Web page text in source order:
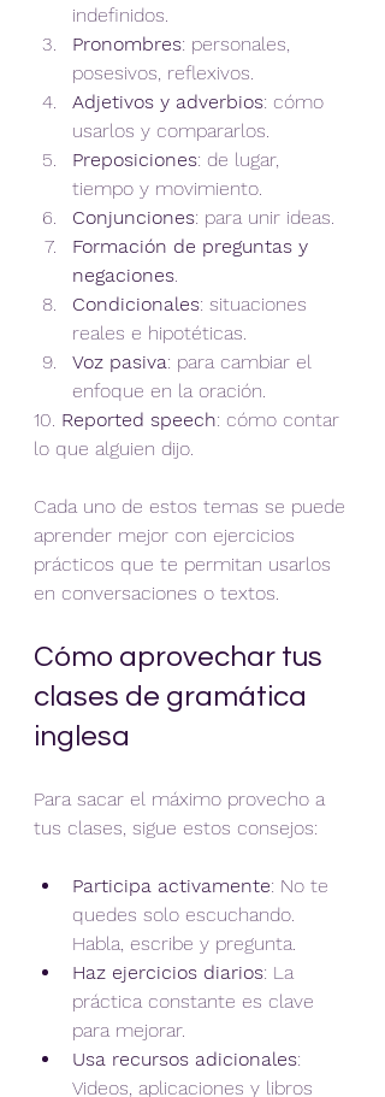
indefinidos.
Pronombres: personales,
posesivos, reflexivos.
Adjetivos y adverbios: cómo
usarlos y compararlos.
Preposiciones: de lugar,
tiempo y movimiento.
Conjunciones: para unir ideas.
Formación de preguntas y
negaciones.
Condicionales: situaciones
reales e hipotéticas.
Voz pasiva: para cambiar el
enfoque en la oración.
10. Reported speech: cómo contar
lo que alguien dijo.
Cada uno de estos temas se puede
aprender mejor con ejercicios
prácticos que te permitan usarlos
en conversaciones o textos.
Cómo aprovechar tus
clases de gramática
inglesa
Para sacar el máximo provecho a
tus clases, sigue estos consejos:
Participa activamente: No te
quedes solo escuchando.
Habla, escribe y pregunta.
Haz ejercicios diarios: La
práctica constante es clave
para mejorar.
Usa recursos adicionales:
Videos, aplicaciones y libros